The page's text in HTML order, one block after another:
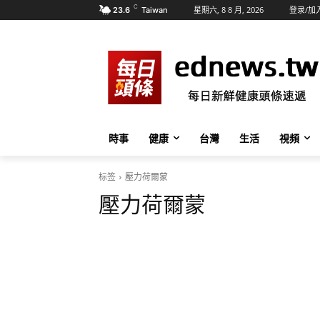
23.6 C Taiwan 星期六, 8 8 月, 2026 登录/加
時事 健康 台灣 生活 視頻
标签 壓力荷爾蒙
壓力荷爾蒙